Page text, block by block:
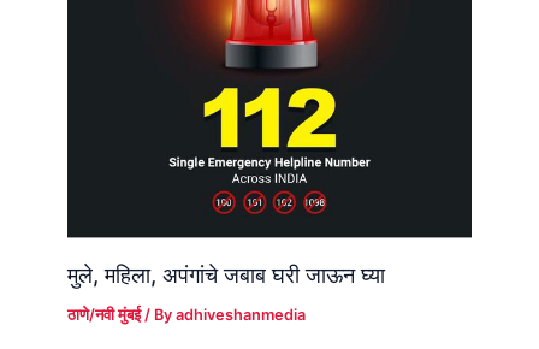
मुले, महिला, अपंगांचे जबाब घरी जाऊन घ्या
ठाणे/नवी मुंबई/ Byadhiveshanmedia